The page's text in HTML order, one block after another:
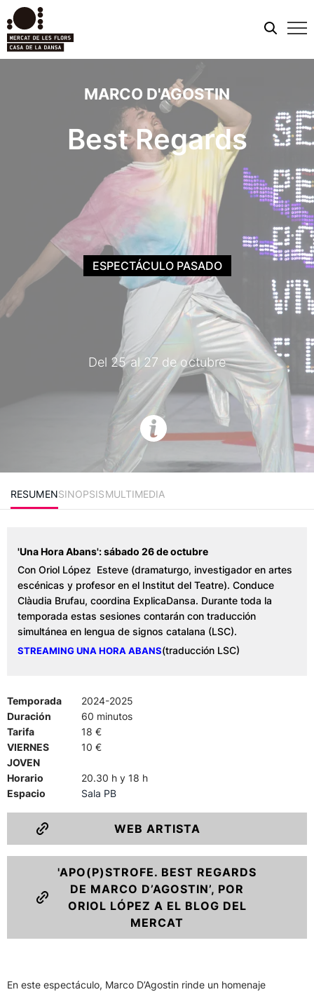
MARCO D'AGOSTIN
Best Regards
Del 25 al 27 de octubre
ESPECTÁCULO PASADO
RESUMENSINOPSISMULTIMEDIA
'Una Hora Abans': sábado 26 de octubre
Con Oriol López Esteve (dramaturgo, investigador en artes
escénicas y profesor en el Institut del Teatre). Conduce
Clàudia Brufau, coordina ExplicaDansa. Durante toda la
temporada estas sesiones contarán con traducción
simultánea en lengua de signos catalana (LSC).
STREAMING UNA HORA ABANS(traducción LSC)
Temporada
2024-2025
Duración
60 minutos
Tarifa
18 €
VIERNES
JOVEN
10 €
Horario
20.30 h y 18 h
Espacio
Sala PB
WEB ARTISTA
'APO(P)STROFE. BEST REGARDS
DE MARCO D’AGOSTIN’, POR
ORIOL LÓPEZ A EL BLOG DEL
MERCAT
En este espectáculo, Marco D’Agostin rinde un homenaje